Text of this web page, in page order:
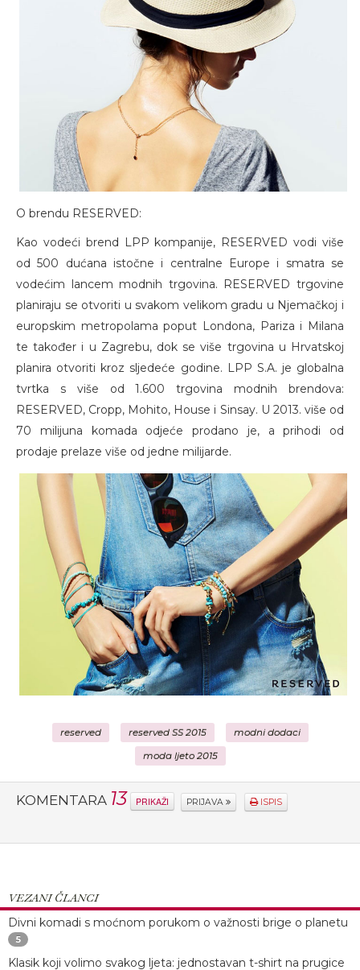
O brendu RESERVED:
Kao vodeći brend LPP kompanije, RESERVED vodi više
od 500 dućana istočne i centralne Europe i smatra se
vodećim lancem modnih trgovina. RESERVED trgovine
planiraju se otvoriti u svakom velikom gradu u Njemačkoj i
europskim metropolama poput Londona, Pariza i Milana
te također i u Zagrebu, dok se više trgovina u Hrvatskoj
planira otvoriti kroz sljedeće godine. LPP S.A. je globalna
tvrtka s više od 1.600 trgovina modnih brendova:
RESERVED, Cropp, Mohito, House i Sinsay. U 2013. više od
70 milijuna komada odjeće prodano je, a prihodi od
prodaje prelaze više od jedne milijarde.
reserved reserved SS 2015 modni dodaci
moda ljeto 2015
KOMENTARA 13 PRIKAŽI PRIJAVA ISPIS
VEZANI ČLANCI
Divni komadi s moćnom porukom o važnosti brige o planetu
5
Klasik koji volimo svakog ljeta: jednostavan t-shirt na prugice